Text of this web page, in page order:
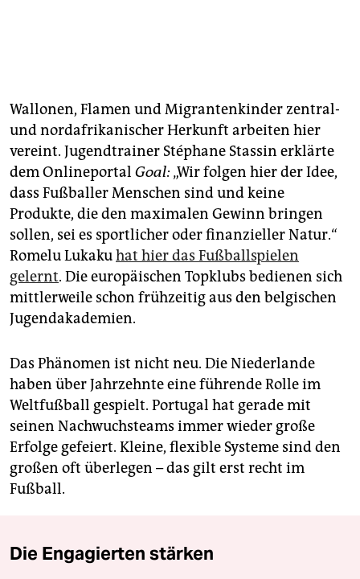
Wallonen, Flamen und Migrantenkinder zentral-
und nordafrikanischer Herkunft arbeiten hier
vereint. Jugendtrainer Stéphane Stassin erklärte
dem Onlineportal Goal: „Wir folgen hier der Idee,
dass Fußballer Menschen sind und keine
Produkte, die den maximalen Gewinn bringen
sollen, sei es sportlicher oder finanzieller Natur.“
Romelu Lukakuhat hier das Fußballspielen
gelernt. Die europäischen Topklubs bedienen sich
mittlerweile schon frühzeitig aus den belgischen
Jugendakademien.
Das Phänomen ist nicht neu. Die Niederlande
haben über Jahrzehnte eine führende Rolle im
Weltfußball gespielt. Portugal hat gerade mit
seinen Nachwuchsteams immer wieder große
Erfolge gefeiert. Kleine, fle­xible Systeme sind den
großen oft überlegen – das gilt erst recht im
Fußball.
Die Engagierten stärken